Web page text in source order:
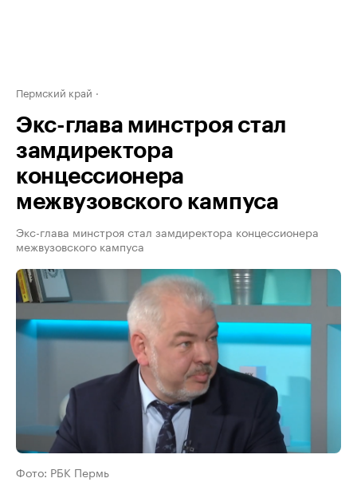
Пермский край
Экс-глава минстроя стал
замдиректора
концессионера
межвузовского кампуса
Экс-глава минстроя стал замдиректора концессионера
межвузовского кампуса
Фото: РБК Пермь